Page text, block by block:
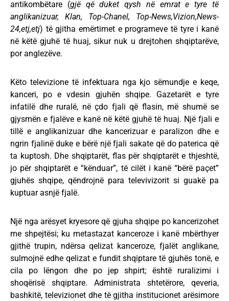
antikombëtare (gjë që duket qysh në emrat e tyre të
anglikanizuar, Klan, Top-Chanel, Top-News,Vizion,News-
24,etj,etj) të gjitha emërtimet e programeve të tyre i kanë
në këtë gjuhë të huaj, sikur nuk u drejtohen shqiptarëve,
por anglezëve.
Këto televizione të infektuara nga kjo sëmundje e keqe,
kanceri, po e vdesin gjuhën shqipe. Gazetarët e tyre
infatilë dhe ruralë, në çdo fjali që flasin, më shumë se
gjysmën e fjalëve e kanë në këtë gjuhë të huaj. Një fjali e
tillë e anglikanizuar dhe kancerizuar e paralizon dhe e
ngrin fjalinë duke e bërë një fjali sakate që do paterica që
ta kuptosh. Dhe shqiptarët, flas për shqiptarët e thjeshtë,
jo për shqiptarët e “kënduar”, të cilët i kanë “bërë paçet”
gjuhës shqipe, qëndrojnë para televivizorit si guakë pa
kuptuar asnjë fjalë.
Një nga arësyet kryesore që gjuha shqipe po kancerizohet
me shpejtësi; ku metastazat kanceroze i kanë mbërthyer
gjithë trupin, ndërsa qelizat kanceroze, fjalët anglikane,
sulmojnë edhe qelizat e fundit shqiptare të gjuhës tonë, e
cila po lëngon dhe po jep shpirt; është ruralizimi i
shoqërisë shqiptare. Administrata shtetërore, qeveria,
bashkitë, televizionet dhe të gjitha institucionet arësimore